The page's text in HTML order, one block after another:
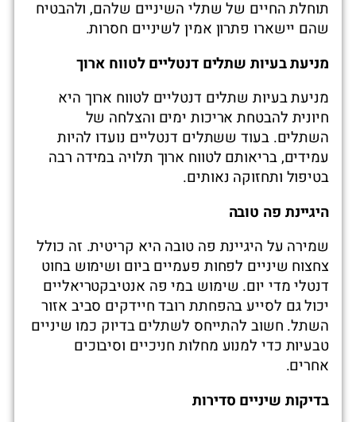
תוחלת החיים של שתלי השיניים שלהם, ולהבטיח
שהם יישארו פתרון אמין לשיניים חסרות.
מניעת בעיות שתלים דנטליים לטווח ארוך
מניעת בעיות שתלים דנטליים לטווח ארוך היא
חיונית להבטחת אריכות ימים והצלחה של
השתלים. בעוד ששתלים דנטליים נועדו להיות
עמידים, בריאותם לטווח ארוך תלויה במידה רבה
בטיפול ותחזוקה נאותים.
היגיינת פה טובה
שמירה על היגיינת פה טובה היא קריטית. זה כולל
צחצוח שיניים לפחות פעמיים ביום ושימוש בחוט
דנטלי מדי יום. שימוש במי פה אנטיבקטריאליים
יכול גם לסייע בהפחתת רובד חיידקים סביב אזור
השתל. חשוב להתייחס לשתלים בדיוק כמו שיניים
טבעיות כדי למנוע מחלות חניכיים וסיבוכים
אחרים.
בדיקות שיניים סדירות